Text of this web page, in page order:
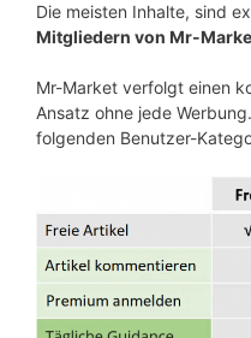
Die meisten Inhalte, sind
Mitgliedern von Mr-
Mr-Market verfolgt einen
Ansatz ohne jede
folgenden Benutzer-